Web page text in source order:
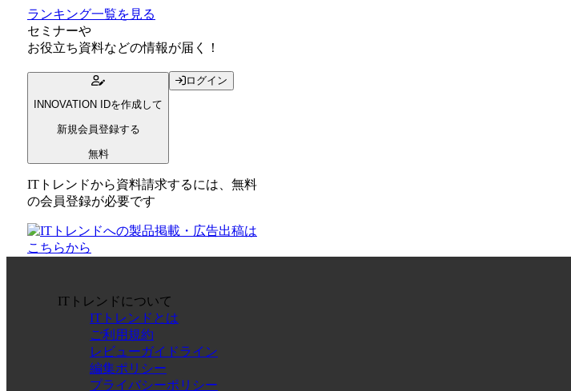
ランキング一覧を見る
セミナーや
お役立ち資料などの情報が届く！
INNOVATION IDを作成して
新規会員登録する
無料
ログイン
ITトレンドから資料請求するには、無料
の会員登録が必要です
ITトレンドについて
ITトレンドとは
ご利用規約
レビューガイドライン
編集ポリシー
プライバシーポリシー